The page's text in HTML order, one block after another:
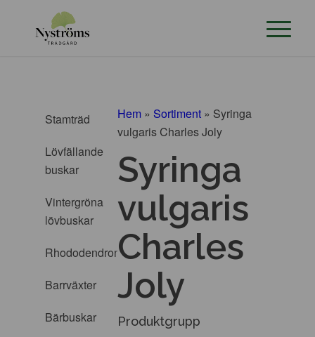
Stamträd
Lövfällande
buskar
Vintergröna
lövbuskar
Rhododendron
Barrväxter
Bärbuskar
Hem » Sortiment » Syringa
vulgaris Charles Joly
Syringa
vulgaris
Charles
Joly
Produktgrupp